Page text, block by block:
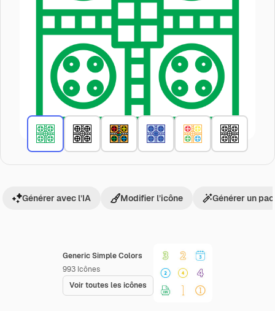
Generic Simple Colors
993 Icônes
Voir toutes les icônes
Générer avec l’IA Modifier l’icône Générer un